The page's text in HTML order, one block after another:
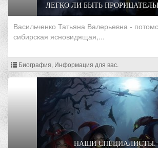
ЛЕГКО ЛИ БЫТЬ
Васильченко Татьяна Валерьевна -
сибирская ясновидящая,...
Биография, Информация для вас.
НАШИ СПЕЦИАЛИСТЫ.